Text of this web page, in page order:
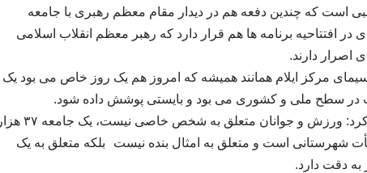
است که چندین دفعه هم در دیدار مقام معظم رهبری با جامعه
افتتاحیه برنامه ها هم قرار دارد که رهبر معظم انقلاب اسلامی
اصرار دارند.
مرکز ایلام همانند همیشه که امروز هم یک روز خاص می بود یک
در سطح ملی و کشوری می بود و بایستی پوشش داده شود.
مدیرکل ورزش و جوانان استان تصریح کرد: ورزش و جوانان متعلق به شخص خاصی نیست، یک جامعه ۳۷ هزار
بلکه متعلق به یک
دقت دارد.